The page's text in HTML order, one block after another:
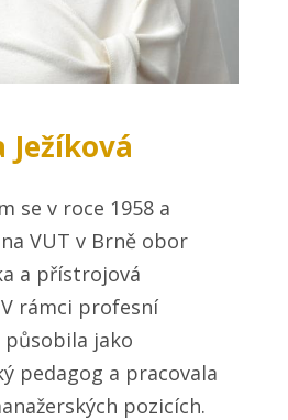
Ježíková
se v roce 1958 a
VUT v Brně obor
a přístrojová
rámci profesní
jako
pedagog a pracovala
pozicích.